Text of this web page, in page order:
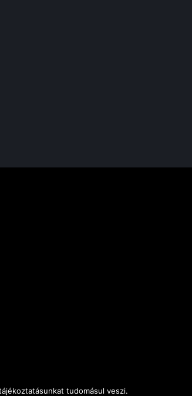
tudomásul veszi.